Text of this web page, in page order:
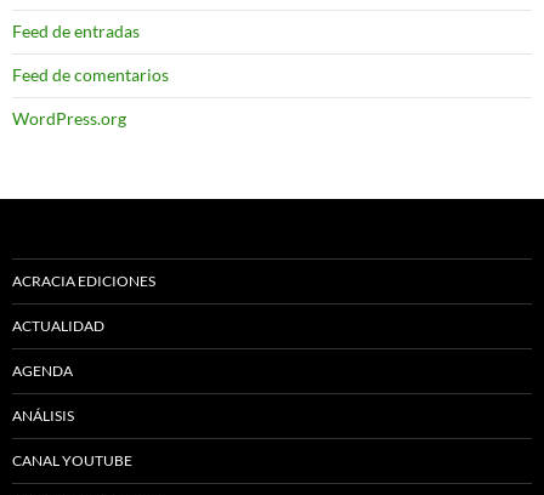
Feed de entradas
Feed de comentarios
WordPress.org
ACRACIA EDICIONES
ACTUALIDAD
AGENDA
ANÁLISIS
CANAL YOUTUBE